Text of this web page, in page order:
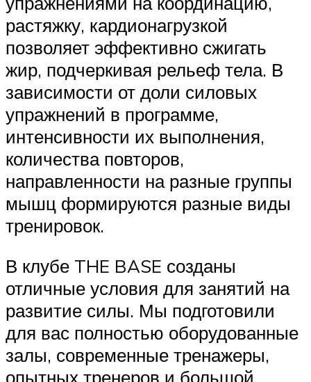
растяжку, кардионагрузкой
позволяет эффективно сжигать
жир, подчеркивая рельеф тела. В
зависимости от доли силовых
упражнений в программе,
интенсивности их выполнения,
количества повторов,
направленности на разные группы
мышц формируются разные виды
тренировок.
В клубе THE BASE созданы
отличные условия для занятий на
развитие силы. Мы подготовили
для вас полностью оборудованные
залы, современные тренажеры,
опытных тренеров и большой